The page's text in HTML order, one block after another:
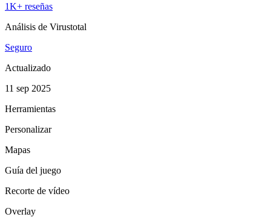
1K+ reseñas
Análisis de Virustotal
Seguro
Actualizado
11 sep 2025
Herramientas
Personalizar
Mapas
Guía del juego
Recorte de vídeo
Overlay